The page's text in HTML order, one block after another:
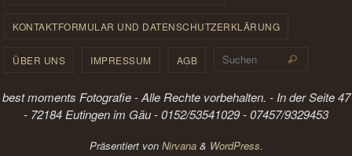
KONTAKTFORMULAR UND DATENSCHUTZERKLÄRUNG
ÜBER UNS IMPRESSUM AGB Suchen
best moments Fotografie - Alle Rechte vorbehalten. - In der Seite 47
- 72184 Eutingen im Gäu - 0152/53541029 - 07457/9329453
Präsentiert von Nirvana& WordPress.